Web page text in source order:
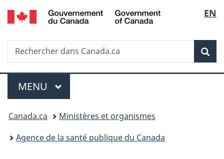
Passer
au
principal
Passer
à
Au
du
Passer
à
version
simplifiée
de
la
EN
Recherche
Rechercher
dans
Menu
MENU PRINCIPAL
Vous
êtes
Canada.ca
Ministères et organismes
Agence de la santé publique du Canada